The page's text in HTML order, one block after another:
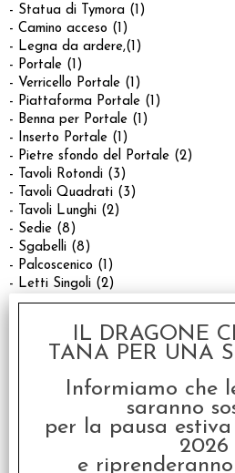
- Statua di Tymora (1)
- Camino acceso (1)
- Legna da ardere,(1)
- Portale (1)
- Verricello Portale (1)
- Piattaforma Portale (1)
- Benna per Portale (1)
- Inserto Portale (1)
- Pietre sfondo del Portale (2)
- Tavoli Rotondi (3)
- Tavoli Quadrati (3)
- Tavoli Lunghi (2)
- Sedie (8)
- Sgabelli (8)
- Palcoscenico (1)
- Letti Singoli (2)
- Letti Matrimoniali (4)
- Gruppo da tre bottiglie (5)
- Gruppo da cinque bottiglie (5)
- Tazze (5)
- Tazze con schiuma (5)
- Botti su cavalletti (2)
- Grandi Fusti su cavalletti (2)
IL DRAGONE
TANA PER UNA
Informiamo che
saranno
per la pausa
2026
e